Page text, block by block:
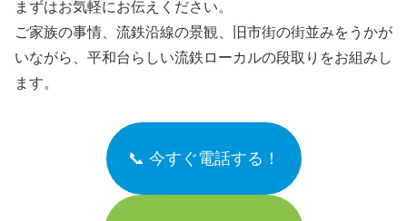
まずはお気軽にお伝えください。
ご家族の事情、流鉄沿線の景観、旧市街の街並みをうかが
いながら、平和台らしい流鉄ローカルの段取りをお組みし
ます。
📞 今すぐ電話する！